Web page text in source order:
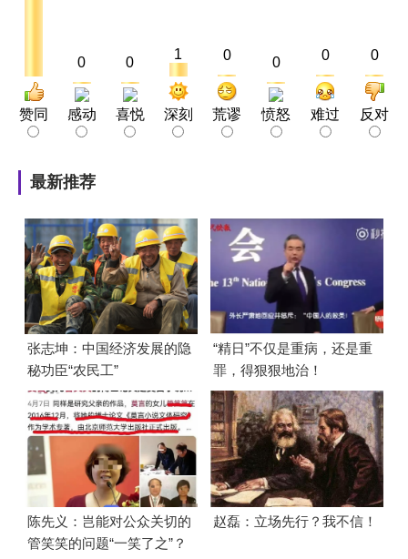
赞同
0
感动
0
喜悦
1
深刻
0
荒谬
0
愤怒
0
难过
0
反对
最新推荐
张志坤：中国经济发展的隐
秘功臣“农民工”
“精日”不仅是重病，还是重
罪，得狠狠地治！
陈先义：岂能对公众关切的
管笑笑的问题“一笑了之”？
赵磊：立场先行？我不信！